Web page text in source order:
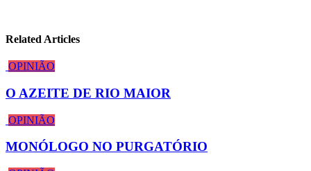
Related Articles
OPINIÃO
O AZEITE DE RIO MAIOR
OPINIÃO
MONÓLOGO NO PURGATÓRIO